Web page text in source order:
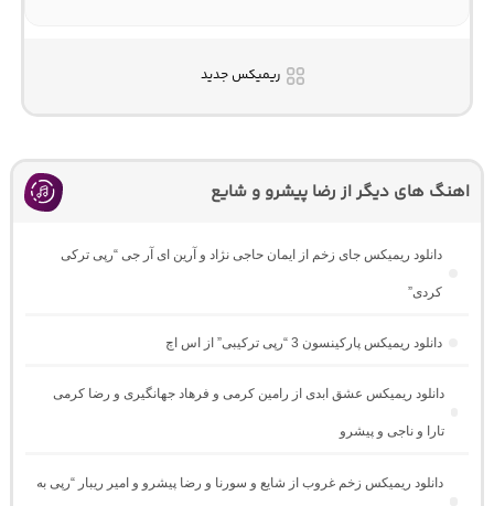
ریمیکس جدید
اهنگ های دیگر از رضا پیشرو و شایع
دانلود ریمیکس جای زخم از ایمان حاجی نژاد و آرین ای آر جی “رپی ترکی
کردی”
دانلود ریمیکس پارکینسون 3 “رپی ترکیبی” از اس اچ
دانلود ریمیکس عشق ابدی از رامین کرمی و فرهاد جهانگیری و رضا کرمی
تارا و ناجی و پیشرو
دانلود ریمیکس زخم غروب از شایع و سورنا و رضا پیشرو و امیر ریبار “رپی به